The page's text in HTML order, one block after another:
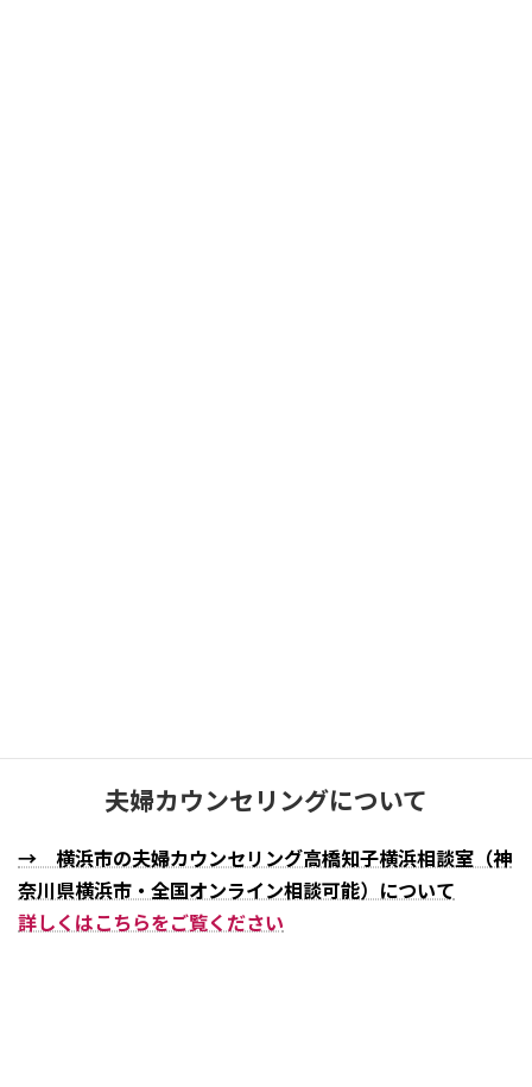
夫婦カウンセリングについて
→ 横浜市の夫婦カウンセリング高橋知子横浜相談室（神
奈川県横浜市・全国オンライン相談可能）について
詳しくはこちらをご覧ください